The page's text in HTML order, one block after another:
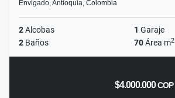
Envigado, Antioquia, Colombia
2Alcobas 1 Garaje
2 Baños 70Área m2
$4.000.000COP